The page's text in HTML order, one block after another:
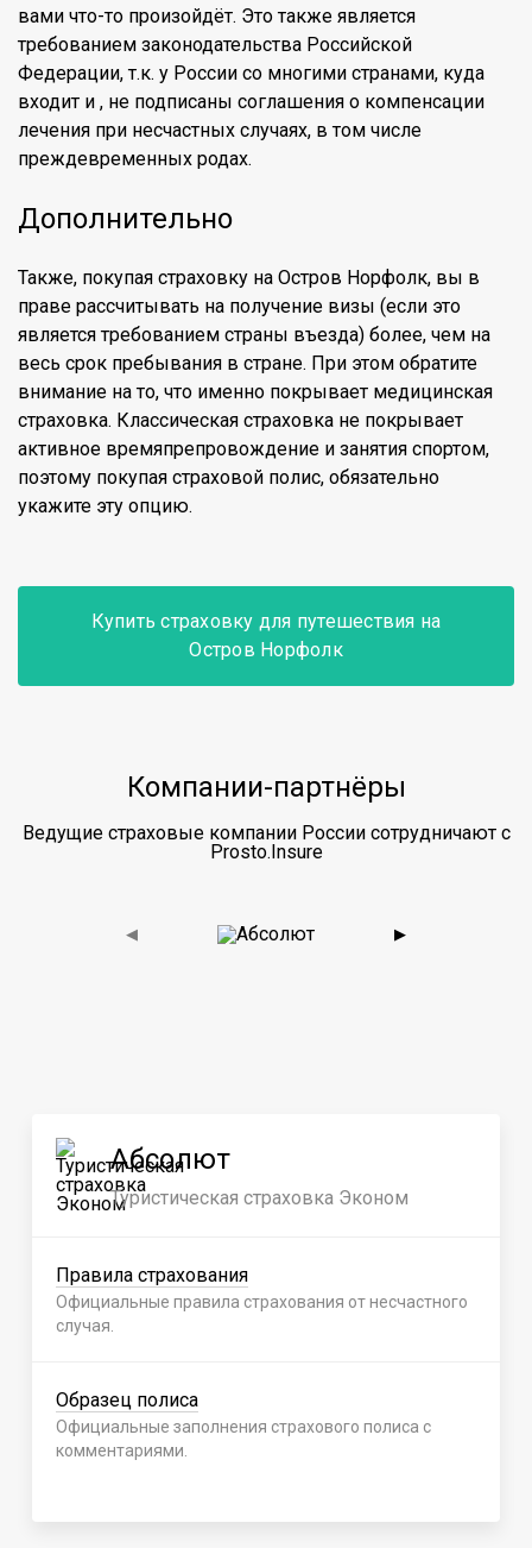
вами что-то произойдёт. Это также является
требованием законодательства Российской
Федерации, т.к. у России со многими странами, куда
входит и , не подписаны соглашения о компенсации
лечения при несчастных случаях, в том числе
преждевременных родах.
Дополнительно
Также, покупая страховку на Остров Норфолк, вы в
праве рассчитывать на получение визы (если это
является требованием страны въезда) более, чем на
весь срок пребывания в стране. При этом обратите
внимание на то, что именно покрывает медицинская
страховка. Классическая страховка не покрывает
активное времяпрепровождение и занятия спортом,
поэтому покупая страховой полис, обязательно
укажите эту опцию.
Купить страховку для путешествия на
Остров Норфолк
Компании-партнёры
Ведущие страховые компании России сотрудничают с
Prosto.Insure
◀ ▶
Абсолют
Туристическая страховка Эконом
Правила страхования
Официальные правила страхования от несчастного
случая.
Образец полиса
Официальные заполнения страхового полиса с
комментариями.